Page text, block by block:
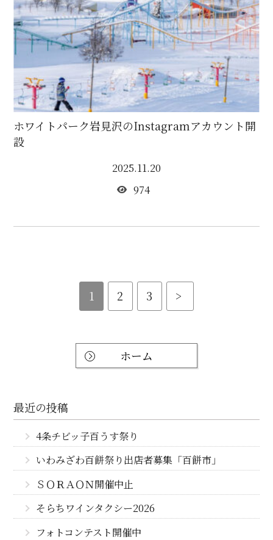
ホワイトパーク岩見沢のInstagramアカウント開
設
2025.11.20
974
1 2 3 >
ホーム
最近の投稿
4条チビッ子百うす祭り
いわみざわ百餅祭り出店者募集「百餅市」
ＳＯＲＡＯＮ開催中止
そらちワインタクシー2026
フォトコンテスト開催中